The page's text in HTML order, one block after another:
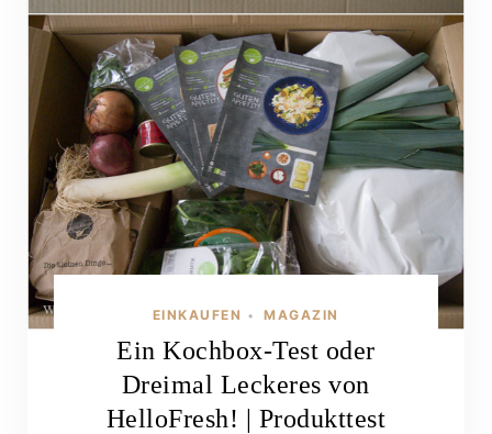
EINKAUFEN • MAGAZIN
Ein Kochbox-Test oder
Dreimal Leckeres von
HelloFresh! | Produkttest